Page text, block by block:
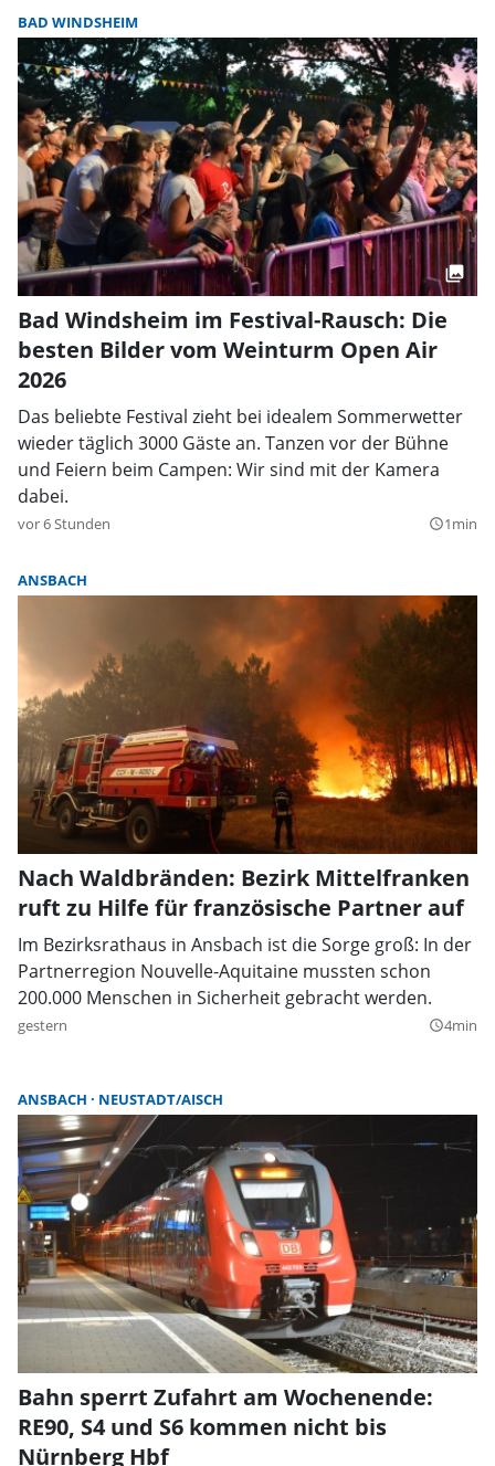
BAD WINDSHEIM
Bad Windsheim im Festival-Rausch: Die
besten Bilder vom Weinturm Open Air
2026
Das beliebte Festival zieht bei idealem Sommerwetter
wieder täglich 3000 Gäste an. Tanzen vor der Bühne
und Feiern beim Campen: Wir sind mit der Kamera
dabei.
vor 6 Stunden query_builder1min
ANSBACH
Nach Waldbränden: Bezirk Mittelfranken
ruft zu Hilfe für französische Partner auf
Im Bezirksrathaus in Ansbach ist die Sorge groß: In der
Partnerregion Nouvelle-Aquitaine mussten schon
200.000 Menschen in Sicherheit gebracht werden.
gestern query_builder4min
ANSBACH NEUSTADT/AISCH
Bahn sperrt Zufahrt am Wochenende:
RE90, S4 und S6 kommen nicht bis
Nürnberg Hbf